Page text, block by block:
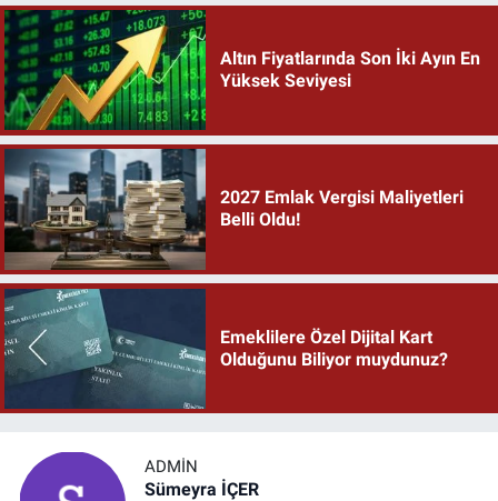
Altın Fiyatlarında Son İki Ayın En
Yüksek Seviyesi
2027 Emlak Vergisi Maliyetleri
Belli Oldu!
Emeklilere Özel Dijital Kart
Olduğunu Biliyor muydunuz?
ADMIN
Sümeyra İÇER